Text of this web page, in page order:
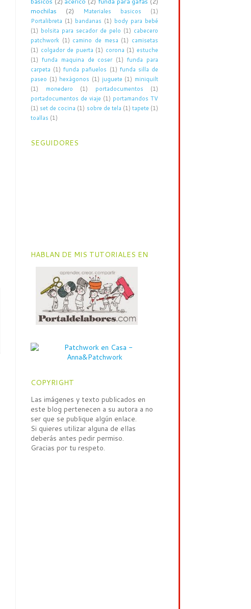
mochilas
(2) Materiales basicos
(1)
Portalibreta (1) bandanas (1) body para bebé
(1) bolsita para secador de pelo (1) cabecero
patchwork (1) camino de mesa (1) camisetas
(1) colgador de puerta (1) corona (1) estuche
(1) funda maquina de coser (1) funda para
carpeta (1) funda pañuelos (1) funda silla de
paseo (1) hexágonos (1) juguete (1) miniquilt
(1)
monedero (1) portadocumentos
(1)
portadocumentos de viaje (1) portamandos TV
(1) set de cocina (1) sobre de tela (1) tapete (1)
toallas (1)
SEGUIDORES
HABLAN DE MIS TUTORIALES EN
COPYRIGHT
Las imágenes y texto publicados en
este blog pertenecen a su autora a no
ser que se publique algún enlace.
Si quieres utilizar alguna de ellas
deberás antes pedir permiso.
Gracias por tu respeto.